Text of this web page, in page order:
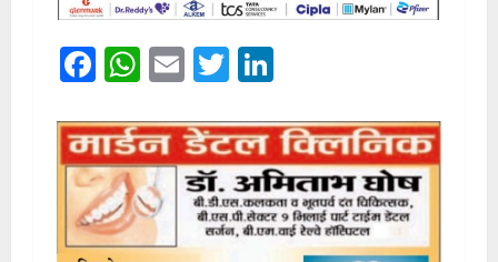
Facebook
WhatsApp
EmailTwitter